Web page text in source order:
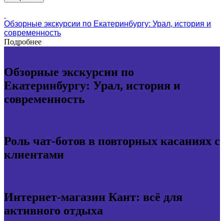
Обзорные экскурсии по Екатеринбургу: Урал, история и
современность
Подробнее
Обзорные экскурсии по
Екатеринбургу: Урал, история и
современность
Роль чат-ботов в повторных касаниях с
клиентами
Интернет-магазин Кант: всё для
активного отдыха